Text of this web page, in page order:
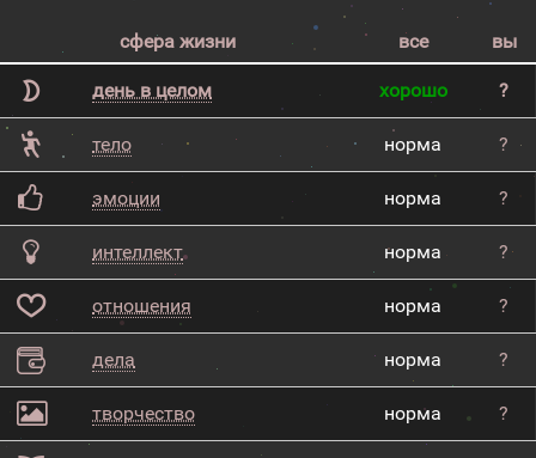
сфера жизни все вы
день в целом хорошо ?
тело норма ?
эмоции норма ?
интеллект норма ?
отношения норма ?
дела норма ?
творчество норма ?